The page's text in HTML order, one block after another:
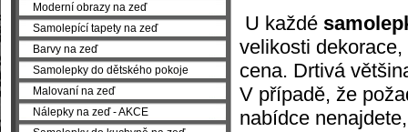
U každé
velikosti
cena. Drtivá
V případě, že
nabídce
Moderní obrazy na zeď
Samolepící tapety na zeď
Barvy na zeď
Samolepky do dětského pokoje
Malovaní na zeď
Nálepky na zeď - AKCE